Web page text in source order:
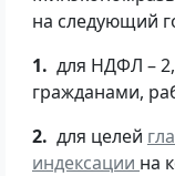
на следующий
1. для НДФЛ –
гражданами,
2. для целей
индексации на